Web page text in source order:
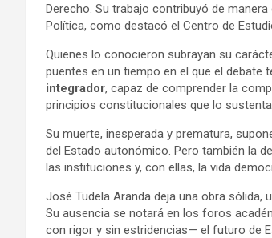
Derecho. Su trabajo contribuyó de
Política, como destacó el Centro de
Quienes lo conocieron subrayan su
puentes en un tiempo en el que el debate
integrador, capaz de comprender la
principios constitucionales que lo
Su muerte, inesperada y prematura,
del Estado autonómico. Pero también la
las instituciones y, con ellas, la vida
José Tudela Aranda deja una obra sólida,
Su ausencia se notará en los foros
con rigor y sin estridencias— el futuro de